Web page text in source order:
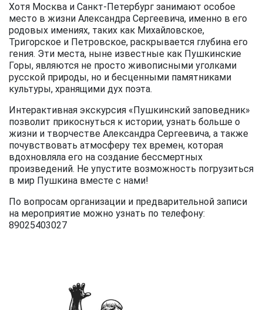
Хотя Москва и Санкт-Петербург занимают особое
место в жизни Александра Сергеевича, именно в его
родовых имениях, таких как Михайловское,
Тригорское и Петровское, раскрывается глубина его
гения. Эти места, ныне известные как Пушкинские
Горы, являются не просто живописными уголками
русской природы, но и бесценными памятниками
культуры, хранящими дух поэта.
Интерактивная экскурсия «Пушкинский заповедник»
позволит прикоснуться к истории, узнать больше о
жизни и творчестве Александра Сергеевича, а также
почувствовать атмосферу тех времен, которая
вдохновляла его на создание бессмертных
произведений. Не упустите возможность погрузиться
в мир Пушкина вместе с нами!
По вопросам организации и предварительной записи
на мероприятие можно узнать по телефону:
89025403027